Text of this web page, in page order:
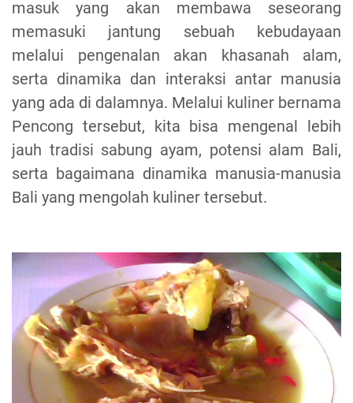
masuk yang akan membawa seseorang
memasuki jantung sebuah kebudayaan
melalui pengenalan akan khasanah alam,
serta dinamika dan interaksi antar manusia
yang ada di dalamnya. Melalui kuliner bernama
Pencong tersebut, kita bisa mengenal lebih
jauh tradisi sabung ayam, potensi alam Bali,
serta bagaimana dinamika manusia-manusia
Bali yang mengolah kuliner tersebut.